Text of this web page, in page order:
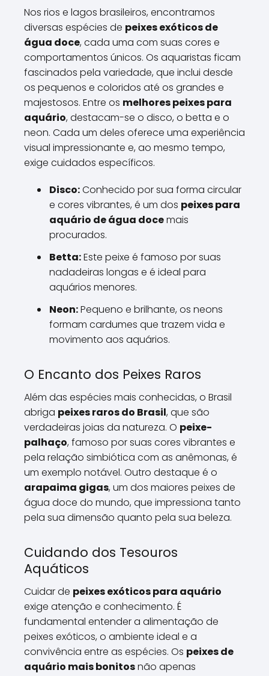
Nos rios e lagos brasileiros, encontramos
diversas espécies de peixes exóticos de
água doce, cada uma com suas cores e
comportamentos únicos. Os aquaristas ficam
fascinados pela variedade, que inclui desde
os pequenos e coloridos até os grandes e
majestosos. Entre os melhores peixes para
aquário, destacam-se o disco, o betta e o
neon. Cada um deles oferece uma experiência
visual impressionante e, ao mesmo tempo,
exige cuidados específicos.
Disco:Conhecido por sua forma circular
e cores vibrantes, é um dos peixes para
aquário de água docemais
procurados.
Betta:Este peixe é famoso por suas
nadadeiras longas e é ideal para
aquários menores.
Neon:Pequeno e brilhante, os neons
formam cardumes que trazem vida e
movimento aos aquários.
O Encanto dos Peixes Raros
Além das espécies mais conhecidas, o Brasil
abriga peixes raros do Brasil, que são
verdadeiras joias da natureza. O peixe-
palhaço, famoso por suas cores vibrantes e
pela relação simbiótica com as anêmonas, é
um exemplo notável. Outro destaque é o
arapaima gigas, um dos maiores peixes de
água doce do mundo, que impressiona tanto
pela sua dimensão quanto pela sua beleza.
Cuidando dos Tesouros
Aquáticos
Cuidar de peixes exóticos para aquário
exige atenção e conhecimento. É
fundamental entender a alimentação de
peixes exóticos, o ambiente ideal e a
convivência entre as espécies. Os peixes de
aquário mais bonitosnão apenas